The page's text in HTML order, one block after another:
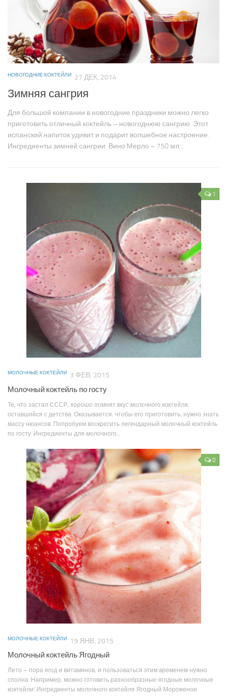
НОВОГОДНИЕ КОКТЕЙЛИ 27 ДЕК, 2014
Зимняя сангрия
Для большой компании в новогодние праздники можно легко
приготовить отличный коктейль – новогоднюю сангрию. Этот
испанский напиток удивит и подарит волшебное настроение.
Ингредиенты зимней сангрии: Вино Мерло – 750 мл...
1
МОЛОЧНЫЕ КОКТЕЙЛИ 3 ФЕВ, 2015
Молочный коктейль по госту
Те, что застал СССР, хорошо помнят вкус молочного коктейля,
оставшийся с детства. Оказывается, чтобы его приготовить, нужно знать
массу нюансов. Попробуем воскресить легендарный молочный коктейль
по госту. Ингредиенты для молочного...
0
МОЛОЧНЫЕ КОКТЕЙЛИ 19 ЯНВ, 2015
Молочный коктейль Ягодный
Лето – пора ягод и витаминов, и пользоваться этим временем нужно
сполна. Например, можно готовить разнообразные ягодные молочные
коктейли! Ингредиенты молочного коктейля Ягодный Мороженое